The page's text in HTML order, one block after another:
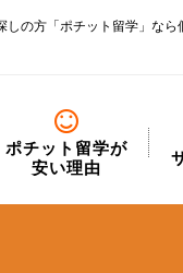
の方「ポチット留学」なら
ポチット留学が
安い理由